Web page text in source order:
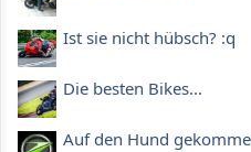
Ist sie nicht hübsch? :q
Die besten Bikes...
Auf den Hund